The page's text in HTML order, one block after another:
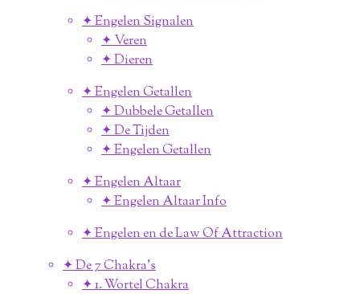
✦ Engelen Signalen
✦ Veren
✦ Dieren
✦ Engelen Getallen
✦ Dubbele Getallen
✦ De Tijden
✦ Engelen Getallen
✦ Engelen Altaar
✦ Engelen Altaar Info
✦ Engelen en de Law Of Attraction
✦ De 7 Chakra's
✦ 1. Wortel Chakra